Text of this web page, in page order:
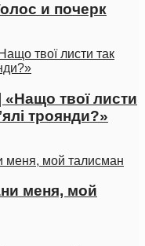
и почерк
твої листи
троянди?»
меня, мой